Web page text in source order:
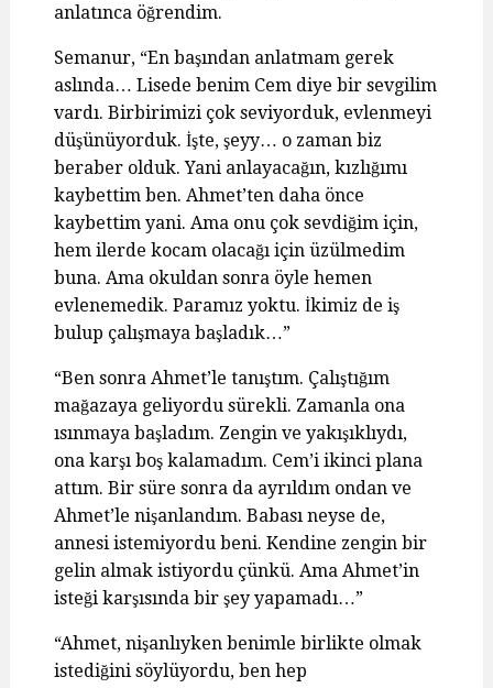
anlatınca öğrendim.
Semanur, “En başından anlatmam gerek
aslında… Lisede benim Cem diye bir sevgilim
vardı. Birbirimizi çok seviyorduk, evlenmeyi
düşünüyorduk. İşte, şeyy… o zaman biz
beraber olduk. Yani anlayacağın, kızlığımı
kaybettim ben. Ahmet’ten daha önce
kaybettim yani. Ama onu çok sevdiğim için,
hem ilerde kocam olacağı için üzülmedim
buna. Ama okuldan sonra öyle hemen
evlenemedik. Paramız yoktu. İkimiz de iş
bulup çalışmaya başladık…”
“Ben sonra Ahmet’le tanıştım. Çalıştığım
mağazaya geliyordu sürekli. Zamanla ona
ısınmaya başladım. Zengin ve yakışıklıydı,
ona karşı boş kalamadım. Cem’i ikinci plana
attım. Bir süre sonra da ayrıldım ondan ve
Ahmet’le nişanlandım. Babası neyse de,
annesi istemiyordu beni. Kendine zengin bir
gelin almak istiyordu çünkü. Ama Ahmet’in
isteği karşısında bir şey yapamadı…”
“Ahmet, nişanlıyken benimle birlikte olmak
istediğini söylüyordu, ben hep